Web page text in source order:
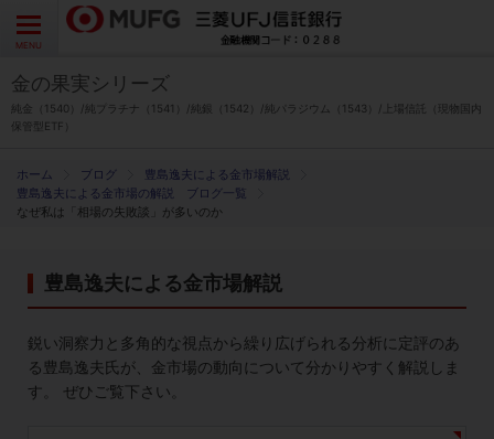
CLOSE
MENU
ブログ
豊島逸夫による金市場解説
豊島逸夫による金市場の解説 ブログ一覧
なぜ私は「相場の失敗談」が多いのか
豊島逸夫による金市場解説
鋭い洞察力と多角的な視点から繰り広げられる分析に定評のあ
る豊島逸夫氏が、金市場の動向について分かりやすく解説しま
す。 ぜひご覧下さい。
金の果実シリーズ
純金（1540）/純プラチナ（1541）/純銀（1542）/純パラジウム（1543）/上場信託（現物国内
保管型ETF）
金の果実シリーズとは
特徴とメリット
各種お手続き
ブログ
よくあるご質問 お問い合わせ